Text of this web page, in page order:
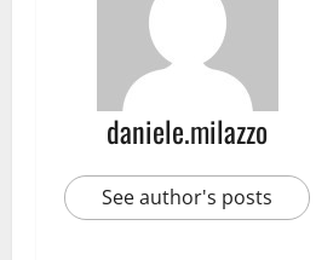
daniele.milazzo
See author's posts